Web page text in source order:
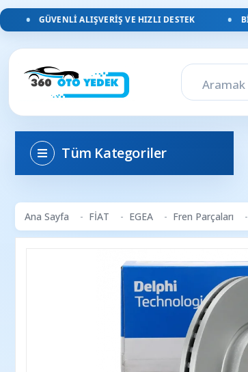
GÜVENLI ALIŞVERIŞ VE HIZLI DESTEK
Tüm Kategoriler
Ana Sayfa FİAT EGEA Fren Parçaları